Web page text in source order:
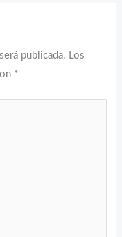
publicada. Los
*